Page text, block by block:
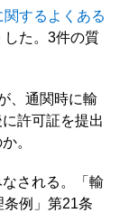
するよくある
した。3件の質
、通関時に輸
許可証を提出
。
される。「輸
例」第21条